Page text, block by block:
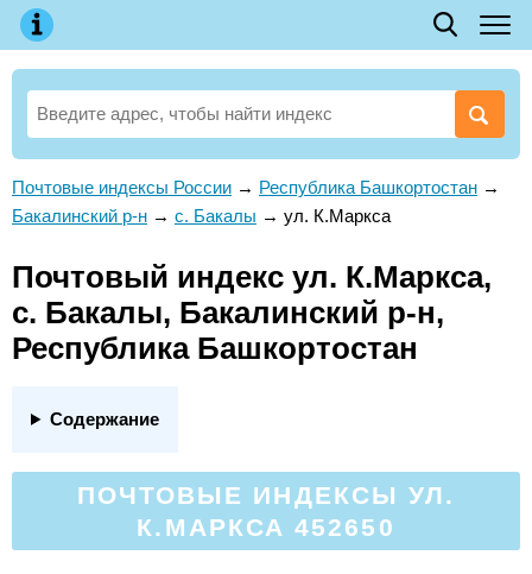
Почтовые индексы России → Республика Башкортостан →
Бакалинский р-н → с. Бакалы → ул. К.Маркса
Почтовый индекс ул. К.Маркса,
с. Бакалы, Бакалинский р-н,
Республика Башкортостан
Содержание
ПОЧТОВЫЕ ИНДЕКСЫ УЛ.
К.МАРКСА 452650